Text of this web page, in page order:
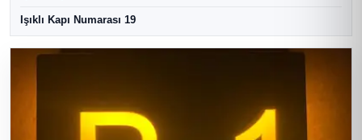
Işıklı Kapı Numarası 19